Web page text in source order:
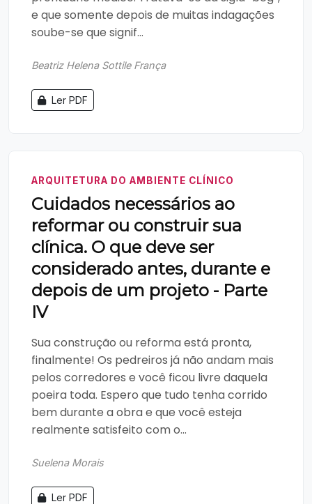
e que somente depois de muitas indagações
soube-se que signif...
Beatriz Helena Sottile França
Ler PDF
ARQUITETURA DO AMBIENTE CLÍNICO
Cuidados necessários ao
reformar ou construir sua
clínica. O que deve ser
considerado antes, durante e
depois de um projeto - Parte
IV
Sua construção ou reforma está pronta,
finalmente! Os pedreiros já não andam mais
pelos corredores e você ficou livre daquela
poeira toda. Espero que tudo tenha corrido
bem durante a obra e que você esteja
realmente satisfeito com o...
Suelena Morais
Ler PDF